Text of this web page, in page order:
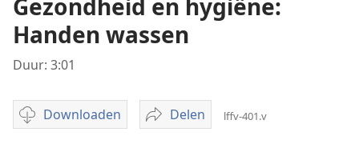
Gezondheid en hygiëne:
Handen wassen
Duur: 3:01
Downloaden
Opties
Delen
Gezondheid
lffv-401.v